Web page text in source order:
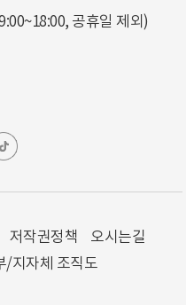
공휴일 제외)
저작권정책
오시는길
/지자체 조직도